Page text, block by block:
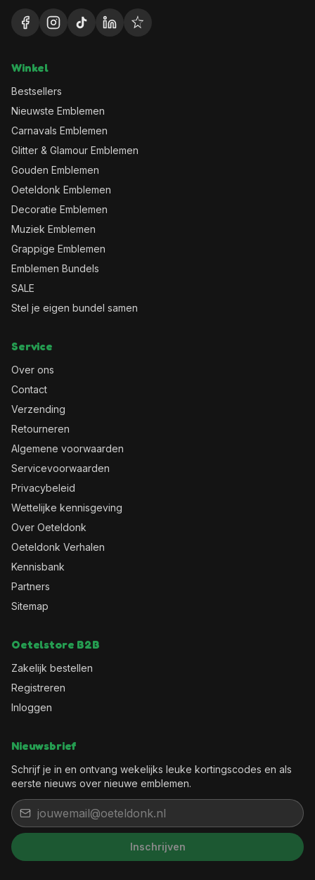
Winkel
Bestsellers
Nieuwste Emblemen
Carnavals Emblemen
Glitter & Glamour Emblemen
Gouden Emblemen
Oeteldonk Emblemen
Decoratie Emblemen
Muziek Emblemen
Grappige Emblemen
Emblemen Bundels
SALE
Stel je eigen bundel samen
Service
Over ons
Contact
Verzending
Retourneren
Algemene voorwaarden
Servicevoorwaarden
Privacybeleid
Wettelijke kennisgeving
Over Oeteldonk
Oeteldonk Verhalen
Kennisbank
Partners
Sitemap
Oetelstore B2B
Zakelijk bestellen
Registreren
Inloggen
Nieuwsbrief
Schrijf je in en ontvang wekelijks leuke kortingscodes en als
eerste nieuws over nieuwe emblemen.
Inschrijven